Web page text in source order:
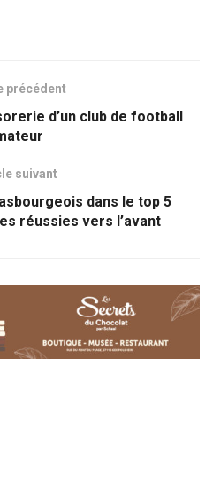
précédent
d’un club de football
suivant
dans le top 5
réussies vers l’avant